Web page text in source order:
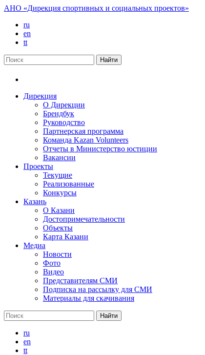
АНО «Дирекция спортивных и социальных проектов»
ru
en
tt
Дирекция
О Дирекции
Брендбук
Руководство
Партнерская программа
Команда Kazan Volunteers
Отчеты в Министерство юстиции
Вакансии
Проекты
Текущие
Реализованные
Конкурсы
Казань
О Казани
Достопримечательноcти
Объекты
Карта Казани
Медиа
Новости
Фото
Видео
Представителям СМИ
Подписка на рассылку для СМИ
Материалы для скачивания
ru
en
tt